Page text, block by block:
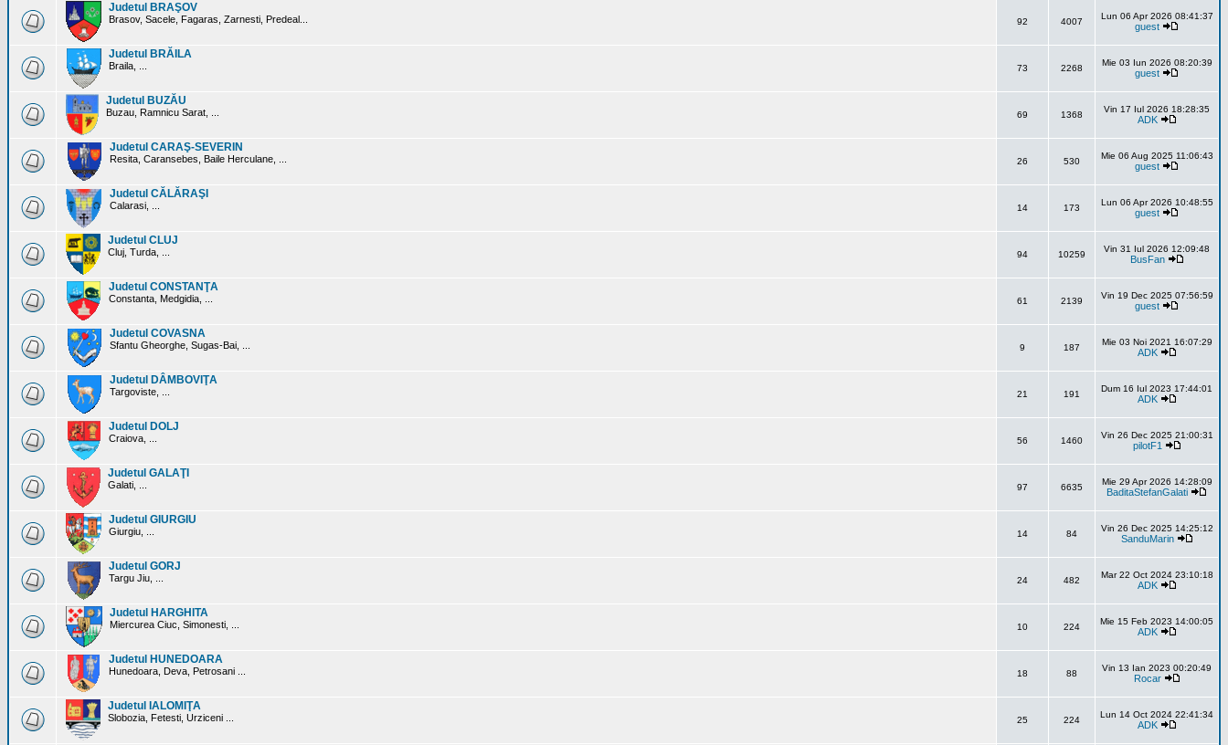
Judetul BRAŞOV
Brasov, Sacele, Fagaras, Zarnesti, Predeal... 92 4007
Lun 06 Apr 2026 08:41:37
guest
Judetul BRĂILA
Braila, ... 73 2268
Mie 03 Iun 2026 08:20:39
guest
Judetul BUZĂU
Buzau, Ramnicu Sarat, ... 69 1368
Vin 17 Iul 2026 18:28:35
ADK
Judetul CARAŞ-SEVERIN
Resita, Caransebes, Baile Herculane, ... 26 530
Mie 06 Aug 2025 11:06:43
guest
Judetul CĂLĂRAŞI
Calarasi, ... 14 173
Lun 06 Apr 2026 10:48:55
guest
Judetul CLUJ
Cluj, Turda, ... 94 10259
Vin 31 Iul 2026 12:09:48
BusFan
Judetul CONSTANŢA
Constanta, Medgidia, ... 61 2139
Vin 19 Dec 2025 07:56:59
guest
Judetul COVASNA
Sfantu Gheorghe, Sugas-Bai, ... 9 187
Mie 03 Noi 2021 16:07:29
ADK
Judetul DÂMBOVIŢA
Targoviste, ... 21 191
Dum 16 Iul 2023 17:44:01
ADK
Judetul DOLJ
Craiova, ... 56 1460
Vin 26 Dec 2025 21:00:31
pilotF1
Judetul GALAŢI
Galati, ... 97 6635
Mie 29 Apr 2026 14:28:09
BaditaStefanGalati
Judetul GIURGIU
Giurgiu, ... 14 84
Vin 26 Dec 2025 14:25:12
SanduMarin
Judetul GORJ
Targu Jiu, ... 24 482
Mar 22 Oct 2024 23:10:18
ADK
Judetul HARGHITA
Miercurea Ciuc, Simonesti, ... 10 224
Mie 15 Feb 2023 14:00:05
ADK
Judetul HUNEDOARA
Hunedoara, Deva, Petrosani ... 18 88
Vin 13 Ian 2023 00:20:49
Rocar
Judetul IALOMIŢA
Slobozia, Fetesti, Urziceni ... 25 224
Lun 14 Oct 2024 22:41:34
ADK